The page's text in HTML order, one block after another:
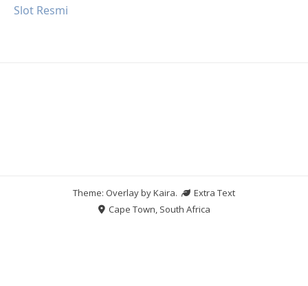
Slot Resmi
Theme: Overlay byKaira.
Extra Text
Cape Town, South Africa